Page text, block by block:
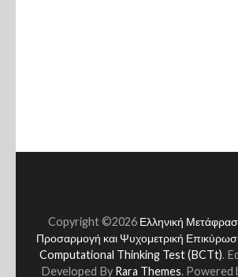
Copyright ©2026 Ελληνική
Προσαρμογή και Ψυχομετρική
Computational Thinking Test (BCTt).
Developed By Rara Themes. Powered